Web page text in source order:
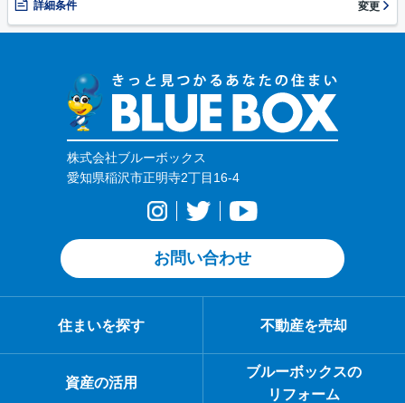
詳細条件 変更
株式会社ブルーボックス
愛知県稲沢市正明寺2丁目16-4
お問い合わせ
住まいを探す 不動産を売却
資産の活用
ブルーボックスの
リフォーム